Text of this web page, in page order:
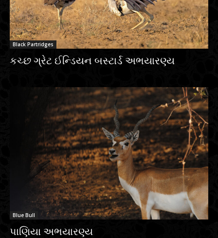
Black Partridges
કચ્છ ગ્રેટ ઈન્ડિયન બસ્ટાર્ડ અભયારણ્ય
Blue Bull
પાણિયા અભયારણ્ય